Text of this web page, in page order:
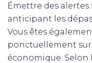
Émettre des
anticipant les
Vous êtes
ponctuellement
économique. Selon